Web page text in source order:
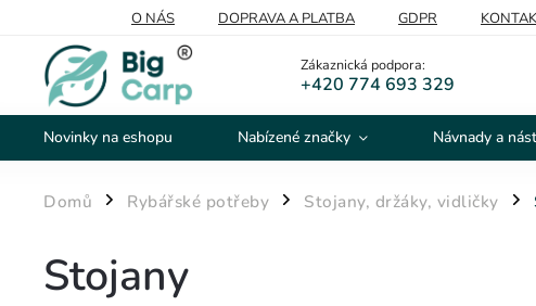
O NÁS DOPRAVA A PLATBA GDPR
Zákaznická podpora:
+420 774 693 329
Novinky na eshopu Nabízené značky Návnady a
Domů / Rybářské potřeby / Stojany, držáky, vidličky /
Stojany